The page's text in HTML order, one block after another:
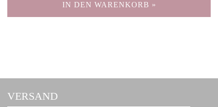
IN DEN WARENKORB »
VERSAND